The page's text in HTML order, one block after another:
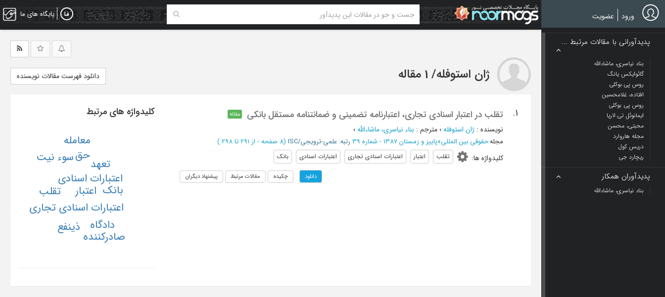
Skip
to
main
پایگاه های ما ورود عضویت
پدیدآورانی با مقالات مرتبط ...
بناء نیاسری، ماشاءالله
گائوایکس یانگ
روس پی.بوکلی
افتاده، غلامحسین
روس پی بوکلی
ایمانوئل تی.لاریا
محبتی، محسن
مجله هاروارد
دریس کول
ریچارد جی
پدیدآوران همکار
بناء نیاسری، ماشاءالله
ژان استوفله/ 1 مقاله دانلود فهرست مقالات نویسنده
1. تقلب در اعتبار اسنادی تجاری، اعتبارنامه تضمینی و ضمانتنامه مستقل بانکی مقاله
نویسنده : ژان استوفله؛مترجم : بناء نیاسری، ماشاءالله ؛
مجله:حقوقی بین المللی»پاییز و زمستان 1387 - شماره 39 رتبه: علمی-ترویجی/ISC (‎8 صفحه - از 291 تا 298 )
کلیدواژه ها: تقلب اعتبار اعتبارات اسنادی تجاری اعتبارات اسنادی بانک
دانلود چکیده مقالات مرتبط پیشنهاد دیگران
کلیدواژه های مرتبط
اعتبار
اعتبارات اسنادی
اعتبارات اسنادی تجاری
بانک
تعهد
تقلب
حق
دادگاه ذینفع
سوء نیت
صادرکننده
معامله